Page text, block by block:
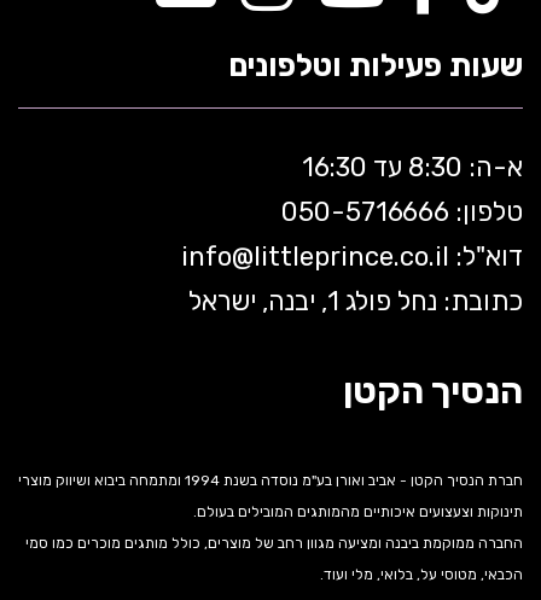
שעות פעילות וטלפונים
א-ה: 8:30 עד 16:30
טלפון: 050-5 716666
דוא"ל:
info@littleprince.co.il
כתובת: נחל פולג 1, יבנה, ישראל
הנסיך הקטן
חברת הנסיך הקטן - אביב ואורן בע"מ נוסדה בשנת 1994 ומתמחה ביבוא ושיווק מוצרי
תינוקות וצעצועים איכותיים מהמותגים המובילים בעולם.
החברה ממוקמת ביבנה ומציעה מגוון רחב של מוצרים, כולל מותגים מוכרים כמו סמי
הכבאי, מטוסי על, בלואי, מלי ועוד.